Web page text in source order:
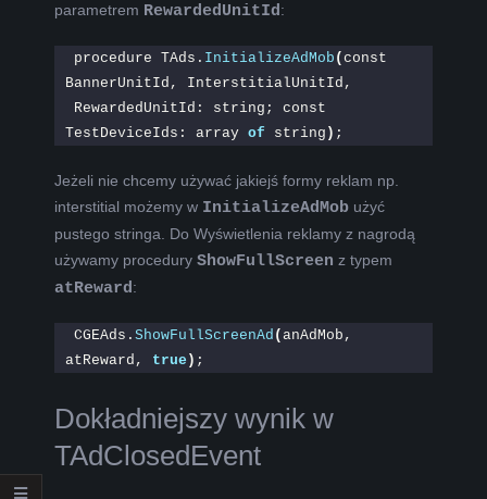
parametrem RewardedUnitId:
procedure TAds. InitializeAdMob ( const
BannerUnitId, InterstitialUnitId,
RewardedUnitId: string; const
TestDeviceIds: array of string ) ;
Jeżeli nie chcemy używać jakiejś formy reklam np.
interstitial możemy w InitializeAdMob użyć
pustego stringa. Do Wyświetlenia reklamy z nagrodą
używamy procedury ShowFullScreen z typem
atReward:
CGEAds. ShowFullScreenAd ( anAdMob,
atReward, true ) ;
Dokładniejszy wynik w
TAdClosedEvent